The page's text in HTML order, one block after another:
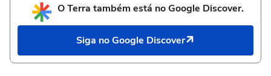
O Terra também está no Google Discover.
Siga no Google Discover